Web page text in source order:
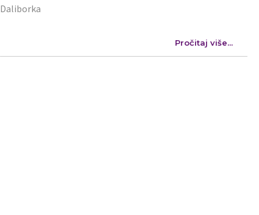
Daliborka
Pročitaj više...